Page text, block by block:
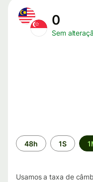
0
Sem
Período
de
48h 1S
Usamos a taxa de